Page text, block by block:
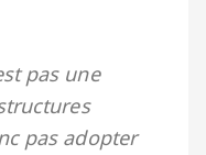
pas une
pas adopter